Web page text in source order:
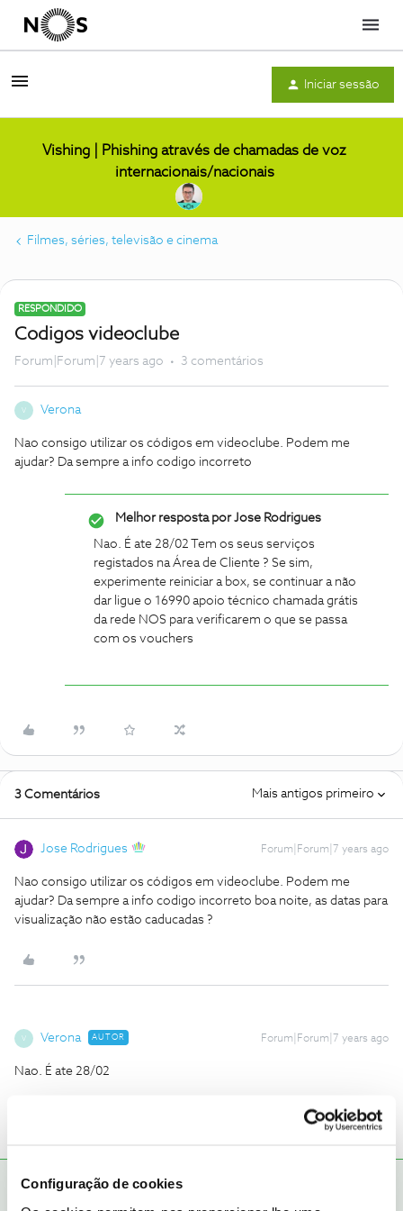
Configuração de cookies
Menu
Iniciar sessão
Vishing | Phishing através de chamadas de voz
internacionais/nacionais
Filmes, séries, televisão e cinema
RESPONDIDO
Codigos videoclube
Forum|Forum|7 years ago 3 comentários
V Verona
Nao consigo utilizar os códigos em videoclube. Podem me
ajudar? Da sempre a info codigo incorreto
Melhor resposta porJose Rodrigues
Nao. É ate 28/02 Tem os seus serviços
registados na Área de Cliente ? Se sim,
experimente reiniciar a box, se continuar a não
dar ligue o 16990 apoio técnico chamada grátis
da rede NOS para verificarem o que se passa
com os vouchers
3 Comentários Mais antigos primeiro
Jose Rodrigues Forum|Forum|7 years ago
Nao consigo utilizar os códigos em videoclube. Podem me
ajudar? Da sempre a info codigo incorreto boa noite, as datas para
visualização não estão caducadas ?
V Verona AUTOR Forum|Forum|7 years ago
Nao. É ate 28/02
Jose Rodrigues RESPOSTA